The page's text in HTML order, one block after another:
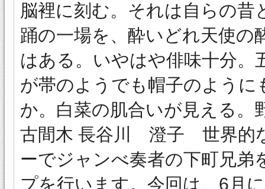
脳裡に刻む。それは自らの
踊の一場を、酔いどれ天使
はある。いやはや俳味十分
が帯のようでも帽子のよう
か。白菜の肌合いが見える
古間木 長谷川 澄子 世界的
ーでジャンべ奏者の下町兄弟
プを行います。今回は、6月